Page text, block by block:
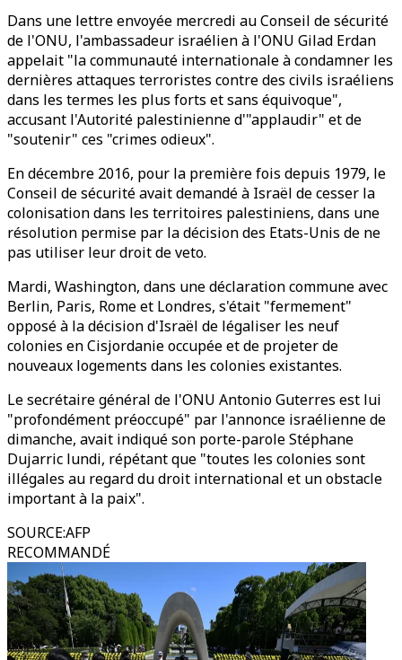
Dans une lettre envoyée mercredi au Conseil de sécurité
de l'ONU, l'ambassadeur israélien à l'ONU Gilad Erdan
appelait "la communauté internationale à condamner les
dernières attaques terroristes contre des civils israéliens
dans les termes les plus forts et sans équivoque",
accusant l'Autorité palestinienne d'"applaudir" et de
"soutenir" ces "crimes odieux".
En décembre 2016, pour la première fois depuis 1979, le
Conseil de sécurité avait demandé à Israël de cesser la
colonisation dans les territoires palestiniens, dans une
résolution permise par la décision des Etats-Unis de ne
pas utiliser leur droit de veto.
Mardi, Washington, dans une déclaration commune avec
Berlin, Paris, Rome et Londres, s'était "fermement"
opposé à la décision d'Israël de légaliser les neuf
colonies en Cisjordanie occupée et de projeter de
nouveaux logements dans les colonies existantes.
Le secrétaire général de l'ONU Antonio Guterres est lui
"profondément préoccupé" par l'annonce israélienne de
dimanche, avait indiqué son porte-parole Stéphane
Dujarric lundi, répétant que "toutes les colonies sont
illégales au regard du droit international et un obstacle
important à la paix".
SOURCE:AFP
RECOMMANDÉ